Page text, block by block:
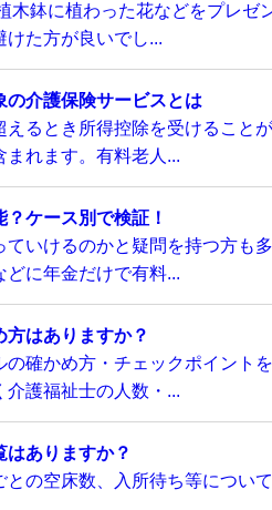
鉢に植わった花などをプレゼ
た方が良いでし...
介護保険サービスとは
るとき所得控除を受けること
れます。有料老人...
ケース別で検証！
いけるのかと疑問を持つ方も
に年金だけで有料...
はありますか？
確かめ方・チェックポイント
護福祉士の人数・...
ありますか？
の空床数、入所待ち等につい